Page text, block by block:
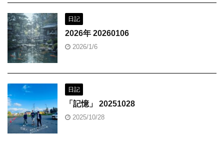
日記
2026年 20260106
2026/1/6
日記
「記憶」 20251028
2025/10/28